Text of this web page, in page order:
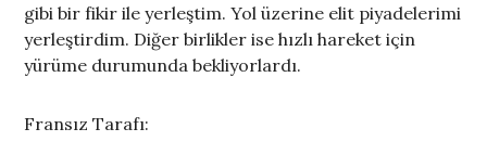
gibi bir fikir ile yerleştim. Yol üzerine elit piyadelerimi
yerleştirdim. Diğer birlikler ise hızlı hareket için
yürüme durumunda bekliyorlardı.
Fransız Tarafı: